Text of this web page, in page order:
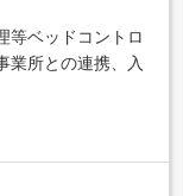
等ベッドコントロ
業所との連携、入